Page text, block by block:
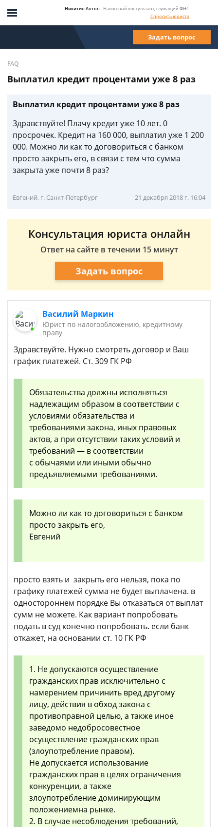
Никитин Антон - Налоговый консультант, служащий ФНС
Спросить юриста
Задать вопрос
FAQ
Выплатил кредит процентами уже 8 раз
Выплатил кредит процентами уже 8 раз
Здравствуйте! Плачу кредит уже 10 лет. 0
просрочек. Кредит на 160 000, выплатил уже 1 200
000. Можно ли как то договориться с банком
просто закрыть его, в связи с тем что сумма
закрыта уже почти 8 раз?
Евгений, г. Санкт-Петербург 21 декабря 2018 г. 16:04
Консультация юриста онлайн
Ответ на сайте в течении 15 минут
Задать вопрос
Василий Маркин
Юрист по налогообложению, кредитному
праву
Здравствуйте. Нужно смотреть договор и Ваш
график платежей. Ст. 309 ГК РФ
Обязательства должны исполняться
надлежащим образом в соответствии с
условиями обязательства и
требованиями закона, иных правовых
актов, а при отсутствии таких условий и
требований — в соответствии
с обычаями или иными обычно
предъявляемыми требованиями.
Можно ли как то договориться с банком
просто закрыть его,
Евгений
просто взять и закрыть его нельзя, пока по
графику платежей сумма не будет выплачена. в
одностороннем порядке Вы отказаться от выплат
сумм не можете. Как вариант попробовать
подать в суд конечно попробовать. если банк
откажет, на основании ст. 10 ГК РФ
1. Не допускаются осуществление
гражданских прав исключительно с
намерением причинить вред другому
лицу, действия в обход закона с
противоправной целью, а также иное
заведомо недобросовестное
осуществление гражданских прав
(злоупотребление правом).
Не допускается использование
гражданских прав в целях ограничения
конкуренции, а также
злоупотребление доминирующим
положениемна рынке.
2. В случае несоблюдения требований,